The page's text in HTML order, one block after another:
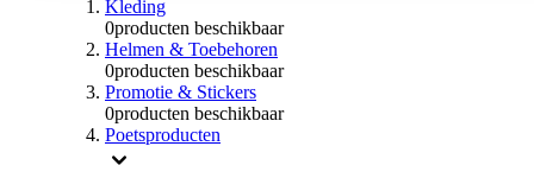
Kleding
0producten beschikbaar
Helmen & Toebehoren
0producten beschikbaar
Promotie & Stickers
0producten beschikbaar
Poetsproducten